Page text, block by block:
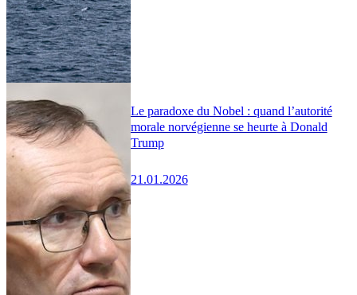
Le paradoxe du Nobel : quand l’autorité
morale norvégienne se heurte à Donald
Trump
21.01.2026